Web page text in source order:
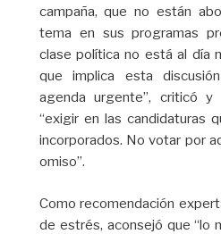
campaña, que no están
tema en sus programas
clase política no está al día
que implica esta
agenda urgente”, criticó y
“exigir en las candidaturas
incorporados. No votar por
omiso”.
Como recomendación
de estrés, aconsejó que “lo